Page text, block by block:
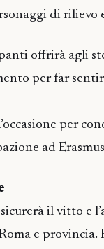
di rilievo
offrirà agli
per far
per
ad
il vitto e
e